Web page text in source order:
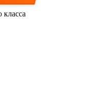
класса